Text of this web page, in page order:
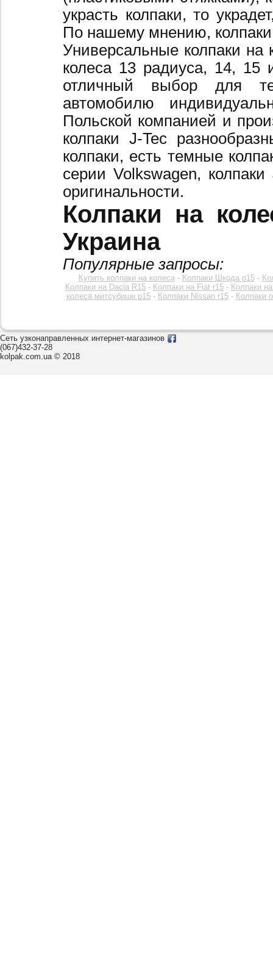
украсть колпаки, то
По нашему мнению,
Универсальные колпаки
колеса 13 радиуса, 14,
отличный выбор для
автомобилю
Польской компанией и
колпаки J-Tec
колпаки, есть темные
серии Volkswagen,
оригинальности.
Колпаки на
Украина
Популярные запросы:
Купить колпаки на колеса- Колпаки Шкода р15-
Колпаки на Dacia R15 - Колпаки на Fiat r15 - Колпаки
колеса митсубиши р15 - Колпаки Nissan r15 - Колпаки
Сеть узконаправленных интернет-магазинов
(067)432-37-28
kolpak.com.ua © 2018